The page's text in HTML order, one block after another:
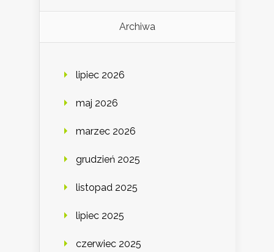
Archiwa
lipiec 2026
maj 2026
marzec 2026
grudzień 2025
listopad 2025
lipiec 2025
czerwiec 2025